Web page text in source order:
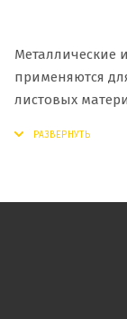
Металлические
применяются
листовых
отверстия.
прочное
обращайтесь в